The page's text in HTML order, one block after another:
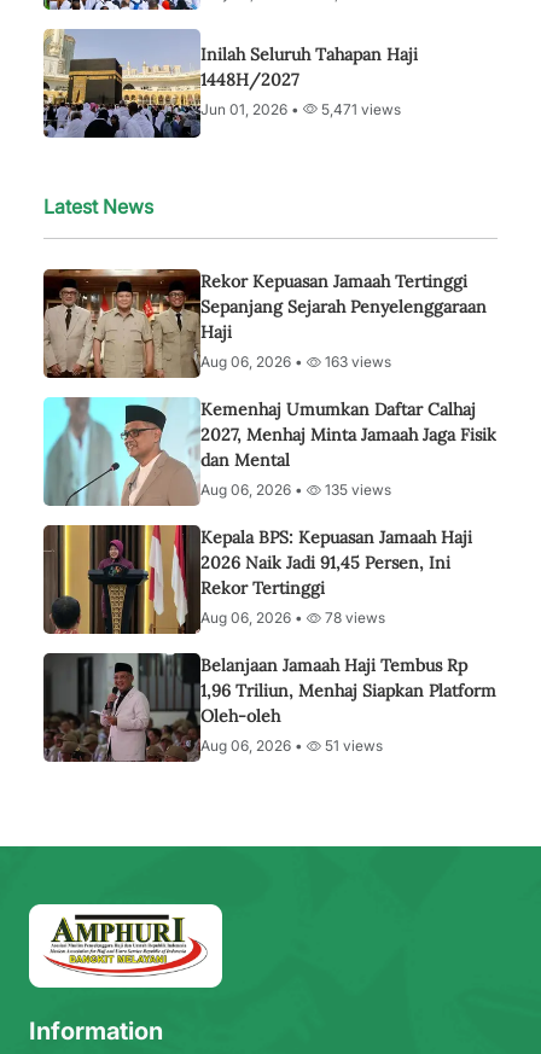
Inilah Seluruh Tahapan Haji
1448H/2027
Jun 01, 2026 • 5,471 views
Latest News
Rekor Kepuasan Jamaah Tertinggi
Sepanjang Sejarah Penyelenggaraan
Haji
Aug 06, 2026 • 163 views
Kemenhaj Umumkan Daftar Calhaj
2027, Menhaj Minta Jamaah Jaga Fisik
dan Mental
Aug 06, 2026 • 135 views
Kepala BPS: Kepuasan Jamaah Haji
2026 Naik Jadi 91,45 Persen, Ini
Rekor Tertinggi
Aug 06, 2026 • 78 views
Belanjaan Jamaah Haji Tembus Rp
1,96 Triliun, Menhaj Siapkan Platform
Oleh-oleh
Aug 06, 2026 • 51 views
Information